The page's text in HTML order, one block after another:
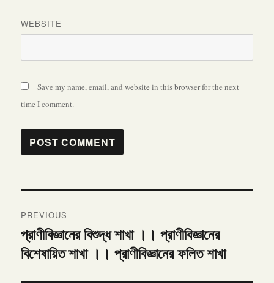
WEBSITE
Save my name, email, and website in this browser for the next
time I comment.
navigation
PREVIOUS
Previous
post:
প্রাণীবিজ্ঞানের বিশুদ্ধ শাখা ।। প্রাণীবিজ্ঞানের
বিশেষায়িত শাখা ।। প্রাণীবিজ্ঞানের ফলিত শাখা